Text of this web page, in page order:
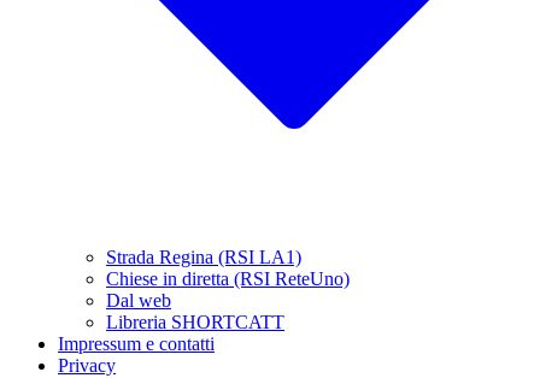
Strada Regina (RSI LA1)
Chiese in diretta (RSI ReteUno)
Dal web
Libreria SHORTCATT
Impressum e contatti
Privacy